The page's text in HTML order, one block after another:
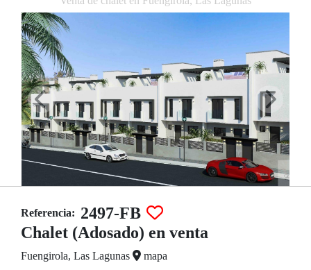
Referencia: 2497-FB
Chalet (Adosado) en venta
Fuengirola, Las Lagunas mapa